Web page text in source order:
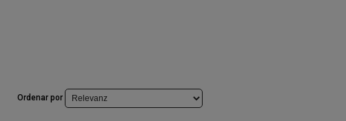
Ordenar por